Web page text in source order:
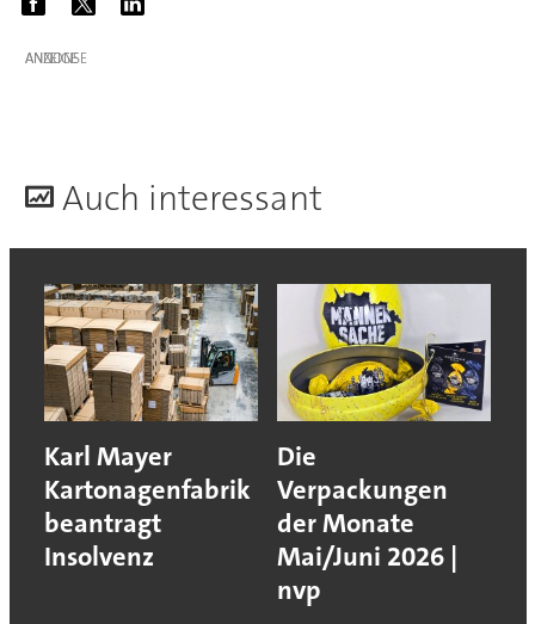
ANZEIGE
Auch interessant
Karl Mayer
Kartonagenfabrik
beantragt
Insolvenz
Die
Verpackungen
der Monate
Mai/Juni 2026 |
nvp